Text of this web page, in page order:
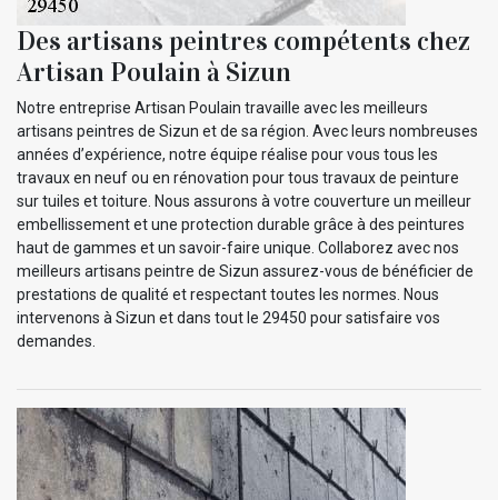
Des artisans peintres compétents chez
Artisan Poulain à Sizun
Notre entreprise Artisan Poulain travaille avec les meilleurs
artisans peintres de Sizun et de sa région. Avec leurs nombreuses
années d’expérience, notre équipe réalise pour vous tous les
travaux en neuf ou en rénovation pour tous travaux de peinture
sur tuiles et toiture. Nous assurons à votre couverture un meilleur
embellissement et une protection durable grâce à des peintures
haut de gammes et un savoir-faire unique. Collaborez avec nos
meilleurs artisans peintre de Sizun assurez-vous de bénéficier de
prestations de qualité et respectant toutes les normes. Nous
intervenons à Sizun et dans tout le 29450 pour satisfaire vos
demandes.